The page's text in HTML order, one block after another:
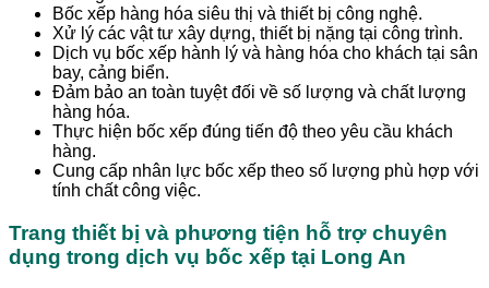
Bốc xếp hàng hóa siêu thị và thiết bị công nghệ.
Xử lý các vật tư xây dựng, thiết bị nặng tại công trình.
Dịch vụ bốc xếp hành lý và hàng hóa cho khách tại sân
bay, cảng biển.
Đảm bảo an toàn tuyệt đối về số lượng và chất lượng
hàng hóa.
Thực hiện bốc xếp đúng tiến độ theo yêu cầu khách
hàng.
Cung cấp nhân lực bốc xếp theo số lượng phù hợp với
tính chất công việc.
Trang thiết bị và phương tiện hỗ trợ chuyên
dụng trong dịch vụ bốc xếp tại Long An